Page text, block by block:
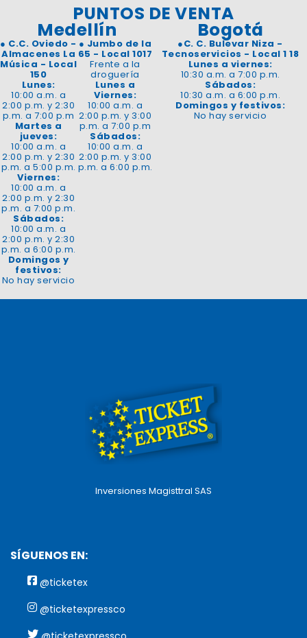
PUNTOS DE VENTA
Medellín
● C.C. Oviedo -
Almacenes La
Música - Local
150
Lunes:
10:00 a.m. a
2:00 p.m. y 2:30
p.m. a 7:00 p.m
Martes a
jueves:
10:00 a.m. a
2:00 p.m. y 2:30
p.m. a 5:00 p.m.
Viernes:
10:00 a.m. a
2:00 p.m. y 2:30
p.m. a 7:00 p.m.
Sábados:
10:00 a.m. a
2:00 p.m. y 2:30
p.m. a 6:00 p.m.
Domingos y
festivos:
No hay servicio
● Jumbo de la
65 - Local 1017
Frente a la
droguería
Lunes a
Viernes:
10:00 a.m. a
2:00 p.m. y 3:00
p.m. a 7:00 p.m
Sábados:
10:00 a.m. a
2:00 p.m. y 3:00
p.m. a 6:00 p.m.
Bogotá
●C. C. Bulevar Niza -
Tecnoservicios - Local 1 18
Lunes a viernes:
10:30 a.m. a 7:00 p.m.
Sábados:
10:30 a.m. a 6:00 p.m.
Domingos y festivos:
No hay servicio
Inversiones Magisttral SAS
SÍGUENOS EN:
@ticketex
@ticketexpressco